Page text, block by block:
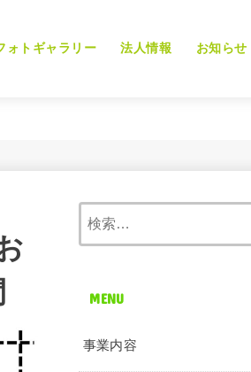
ォトギャラリー 法人情報 お知らせ
MENU
事業内容